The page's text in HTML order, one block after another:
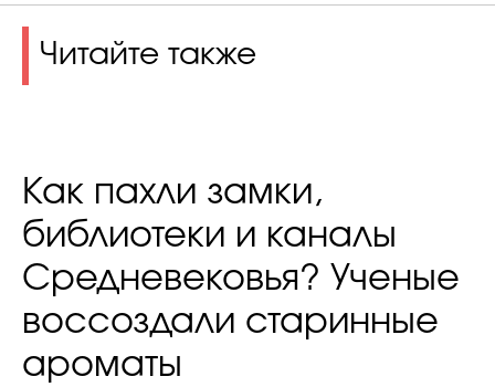
Читайте также
Как пахли замки,
библиотеки и каналы
Средневековья? Ученые
воссоздали старинные
ароматы